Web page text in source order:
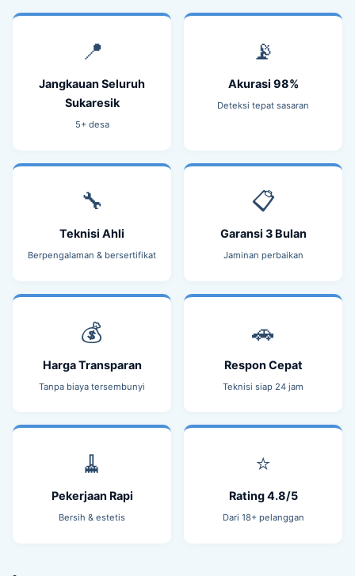
📍
Jangkauan Seluruh
Sukaresik
5+ desa
📡
Akurasi 98%
Deteksi tepat sasaran
🔧
Teknisi Ahli
Berpengalaman & bersertifikat
📋
Garansi 3 Bulan
Jaminan perbaikan
💰
Harga Transparan
Tanpa biaya tersembunyi
🚗
Respon Cepat
Teknisi siap 24 jam
🧹
Pekerjaan Rapi
Bersih & estetis
⭐
Rating 4.8/5
Dari 18+ pelanggan